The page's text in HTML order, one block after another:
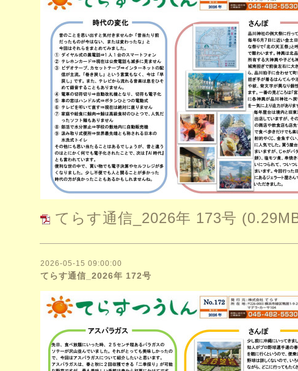
てらす通信_2026年 173号
2026-05-15 09:00:00
てらす通信_2026年 172号